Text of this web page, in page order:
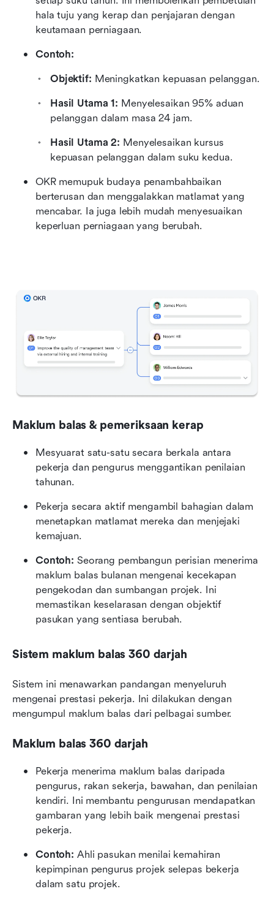
hala tuju yang kerap dan penjajaran dengan
keutamaan perniagaan.
Contoh:
Objektif: Meningkatkan kepuasan pelanggan.
Hasil Utama 1: Menyelesaikan 95% aduan
pelanggan dalam masa 24 jam.
Hasil Utama 2: Menyelesaikan kursus
kepuasan pelanggan dalam suku kedua.
OKR memupuk budaya penambahbaikan
berterusan dan menggalakkan matlamat yang
mencabar. Ia juga lebih mudah menyesuaikan
keperluan perniagaan yang berubah.
Maklum balas & pemeriksaan kerap
Mesyuarat satu-satu secara berkala antara
pekerja dan pengurus menggantikan penilaian
tahunan.
Pekerja secara aktif mengambil bahagian dalam
menetapkan matlamat mereka dan menjejaki
kemajuan.
Contoh: Seorang pembangun perisian menerima
maklum balas bulanan mengenai kecekapan
pengekodan dan sumbangan projek. Ini
memastikan keselarasan dengan objektif
pasukan yang sentiasa berubah.
Sistem maklum balas 360 darjah
Sistem ini menawarkan pandangan menyeluruh
mengenai prestasi pekerja. Ini dilakukan dengan
mengumpul maklum balas dari pelbagai sumber.
Maklum balas 360 darjah
Pekerja menerima maklum balas daripada
pengurus, rakan sekerja, bawahan, dan penilaian
kendiri. Ini membantu pengurusan mendapatkan
gambaran yang lebih baik mengenai prestasi
pekerja.
Contoh: Ahli pasukan menilai kemahiran
kepimpinan pengurus projek selepas bekerja
dalam satu projek.